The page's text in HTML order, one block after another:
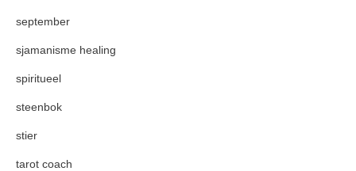
september
sjamanisme healing
spiritueel
steenbok
stier
tarot coach